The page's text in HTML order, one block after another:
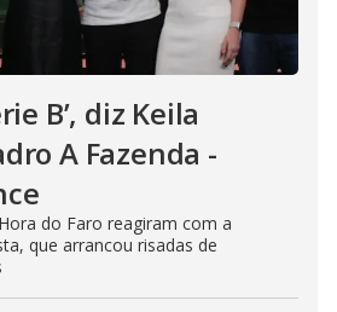
B’, diz Keila
A Fazenda -
do Faro reagiram com a
que arrancou risadas de